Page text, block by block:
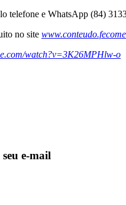
telefone e WhatsApp (84)
no site
watch?v=3K26MPHlw-o
seu e-mail